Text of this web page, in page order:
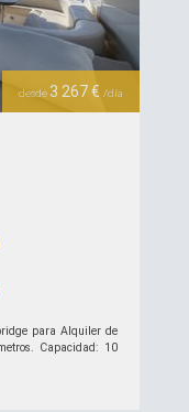
Next
desde 3 267 € /día
para Alquiler de
Capacidad: 10